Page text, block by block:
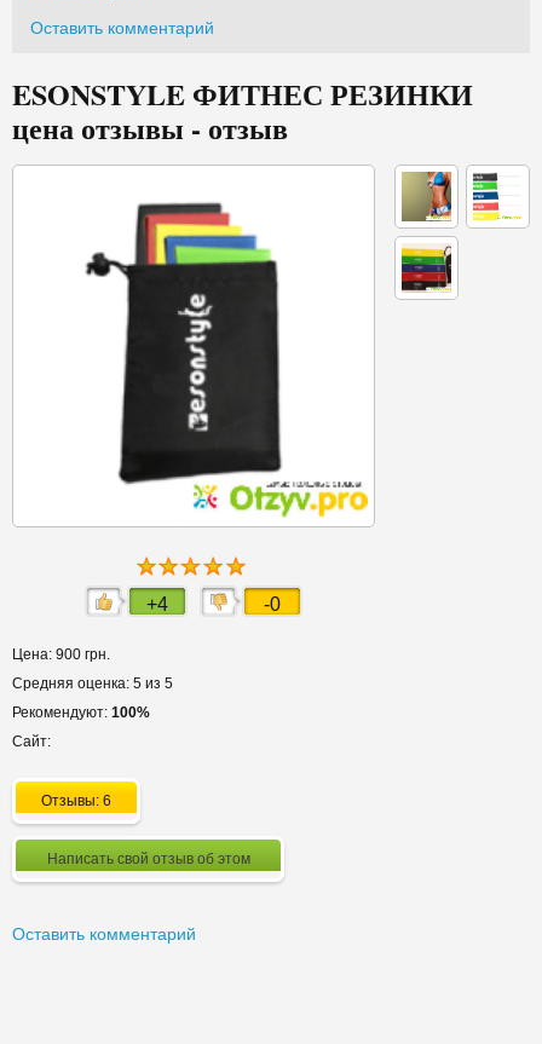
Оставить комментарий
ESONSTYLE ФИТНЕС РЕЗИНКИ
цена отзывы - отзыв
+4 -0
Цена: 900 грн.
Средняя оценка: 5 из 5
Рекомендуют: 100%
Сайт:
Отзывы: 6
Написать свой отзыв об этом
Оставить комментарий